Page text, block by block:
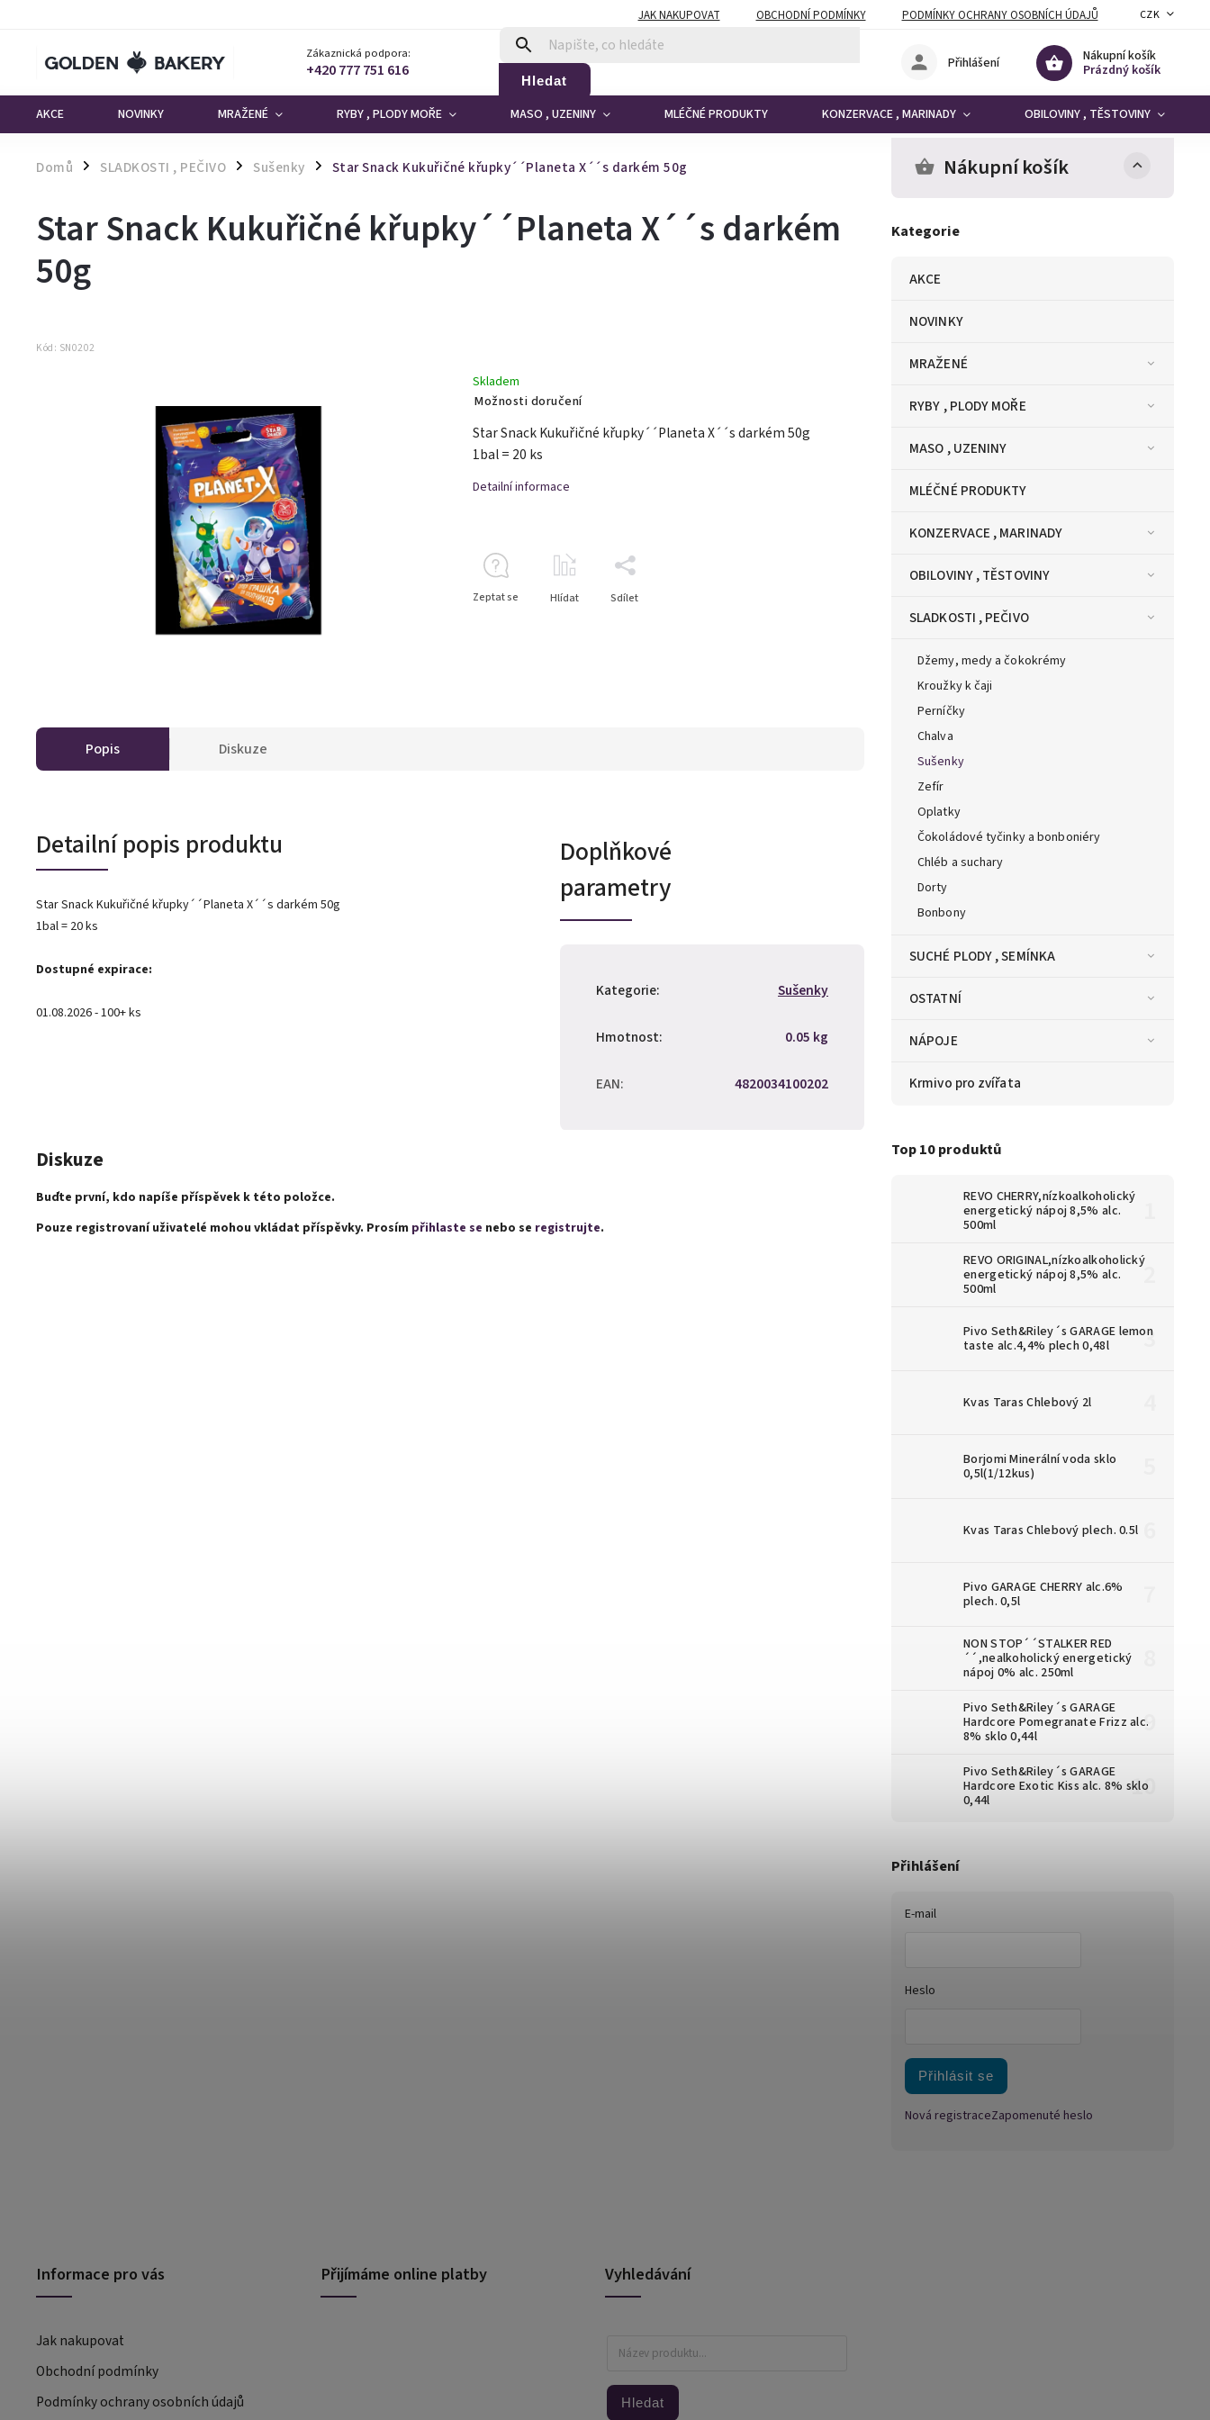
JAK NAKUPOVAT OBCHODNÍ PODMÍNKY PODMÍNKY OCHRANY OSOBNÍCH ÚDAJŮ CZK
Zákaznická podpora:
+420 777 751 616 Hledat
Nákupní košík
Prázdný košík
Přihlášení
AKCE NOVINKY MRAŽENÉ RYBY , PLODY MOŘE MASO , UZENINY MLÉČNÉ PRODUKTY KONZERVACE , MARINADY OBILOVINY , TĚSTOVINY
Domů / SLADKOSTI , PEČIVO / Sušenky / Star Snack Kukuřičné křupky´´Planeta X´´s darkém 50g Nákupní košík
Kategorie
AKCE
NOVINKY
MRAŽENÉ
RYBY , PLODY MOŘE
MASO , UZENINY
MLÉČNÉ PRODUKTY
KONZERVACE , MARINADY
OBILOVINY , TĚSTOVINY
SLADKOSTI , PEČIVO
Džemy, medy a čokokrémy
Kroužky k čaji
Perníčky
Chalva
Sušenky
Zefír
Oplatky
Čokoládové tyčinky a bonboniéry
Chléb a suchary
Dorty
Bonbony
SUCHÉ PLODY , SEMÍNKA
OSTATNÍ
NÁPOJE
Krmivo pro zvířata
Top 10 produktů
REVO CHERRY,nízkoalkoholický
energetický nápoj 8,5% alc.
500ml
REVO ORIGINAL,nízkoalkoholický
energetický nápoj 8,5% alc.
500ml
Pivo Seth&Riley´s GARAGE lemon
taste alc.4,4% plech 0,48l
Kvas Taras Chlebový 2l
Borjomi Minerální voda sklo
0,5l(1/12kus)
Kvas Taras Chlebový plech. 0.5l
Pivo GARAGE CHERRY alc.6%
plech. 0,5l
NON STOP´´STALKER RED
´´,nealkoholický energetický
nápoj 0% alc. 250ml
Pivo Seth&Riley´s GARAGE
Hardcore Pomegranate Frizz alc.
8% sklo 0,44l
Pivo Seth&Riley´s GARAGE
Hardcore Exotic Kiss alc. 8% sklo
0,44l
Přihlášení
E-mail
Heslo
Přihlásit se
Nová registraceZapomenuté heslo
Star Snack Kukuřičné křupky´´Planeta X´´s darkém
50g
Kód: SN0202
Skladem
Možnosti doručení
Star Snack Kukuřičné křupky´´Planeta X´´s darkém 50g
1bal = 20 ks
Detailní informace
Zeptat se Hlídat Sdílet
Popis Diskuze
Detailní popis produktu
Star Snack Kukuřičné křupky´´Planeta X´´s darkém 50g
1bal = 20 ks
Dostupné expirace:
01.08.2026 - 100+ ks
Doplňkové
parametry
Kategorie: Sušenky
Hmotnost: 0.05 kg
EAN: 4820034100202
Diskuze
Buďte první, kdo napíše příspěvek k této položce.
Pouze registrovaní uživatelé mohou vkládat příspěvky. Prosím přihlaste se nebo se registrujte.
Informace pro vás
Jak nakupovat
Obchodní podmínky
Podmínky ochrany osobních údajů
Přijímáme online platby Vyhledávání
Hledat